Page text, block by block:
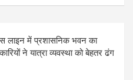
लाइन में प्रशासनिक भवन का
ने यात्रा व्यवस्था को बेहतर ढंग